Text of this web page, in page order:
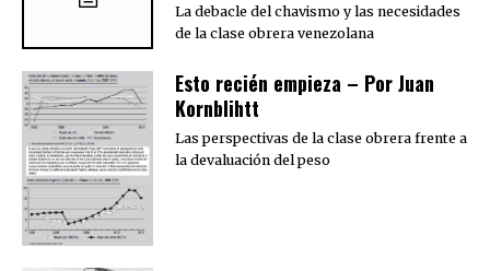
La debacle del chavismo y las necesidades
de la clase obrera venezolana
Esto recién empieza – Por Juan
Kornblihtt
Las perspectivas de la clase obrera frente a
la devaluación del peso